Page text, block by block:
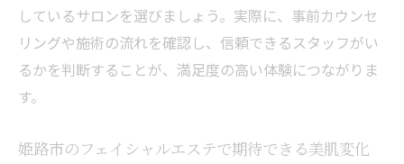
フェイシャルエステ体験後のアフターケア
由
しているサロンを選びましょう。実際に、事前カウンセ
リングや施術の流れを確認し、信頼できるスタッフがい
るかを判断することが、満足度の高い体験につながりま
す。
姫路市のフェイシャルエステで期待できる美肌変化